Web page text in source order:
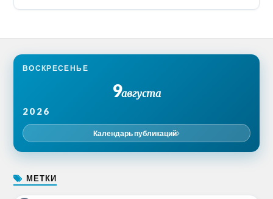
ВОСКРЕСЕНЬЕ
9августа
2026
Календарь публикаций
МЕТКИ